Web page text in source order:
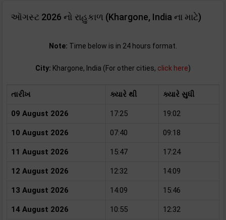
ઑગસ્ટ 2026 નો રાહુકાળ (Khargone, India ના માટે)
Note: Time below is in 24 hours format.
City: Khargone, India (For other cities, click here)
તારીખ ક્યારે થી ક્યારે સુધી
09 August 2026 17:25 19:02
10 August 2026 07:40 09:18
11 August 2026 15:47 17:24
12 August 2026 12:32 14:09
13 August 2026 14:09 15:46
14 August 2026 10:55 12:32